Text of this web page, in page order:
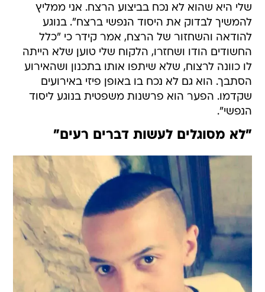
שלי היא שהוא לא נכח בביצוע הרצח. אני ממליץ
להמשיך לבדוק את היסוד הנפשי ברצח". בנוגע
להודאה והשחזור של הרצח, אמר קידר כי "כלל
החשודים הודו ושחזרו, הלקוח שלי טוען שלא הייתה
לו כוונה לרצוח, שלא שיתפו אותו בתכנון ושהאירוע
הסתבך. הוא גם לא נכח בו באופן פיזי באירועים
שקדמו. הפער הוא פרשנות משפטית בנוגע ליסוד
הנפשי".
"לא מסוגלים לעשות דברים רעים"